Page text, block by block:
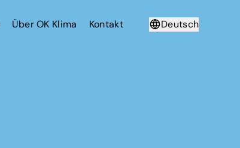
Über OK Klima Kontakt
Deutsch